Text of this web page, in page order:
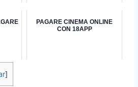
PAGARE CINEMA ONLINE
CON 18APP
]